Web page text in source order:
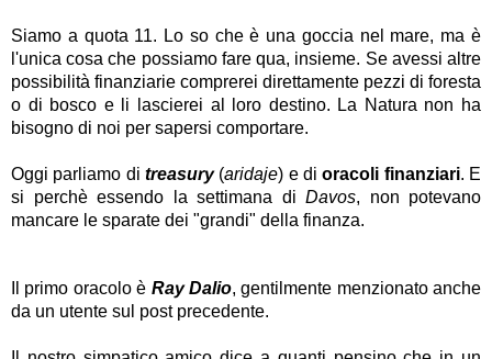
Siamo a quota 11. Lo so che è una goccia nel mare, ma è
l'unica cosa che possiamo fare qua, insieme. Se avessi altre
possibilità finanziarie comprerei direttamente pezzi di foresta
o di bosco e li lascierei al loro destino. La Natura non ha
bisogno di noi per sapersi comportare.
Oggi parliamo di treasury (aridaje) e dioracoli finanziari. E
si perchè essendo la settimana di Davos, non potevano
mancare le sparate dei "grandi" della finanza.
Il primo oracolo è Ray Dalio, gentilmente menzionato anche
da un utente sul post precedente.